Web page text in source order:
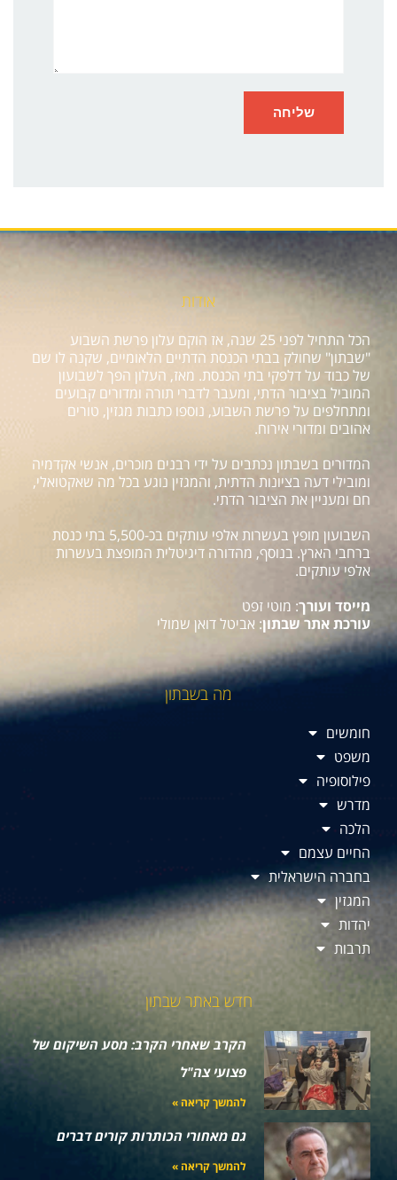
אודות
הכל התחיל לפני 25 שנה, אז הוקם עלון פרשת השבוע
"שבתון" שחולק בבתי הכנסת הדתיים הלאומיים, שקנה לו שם
של כבוד על דלפקי בתי הכנסת. מאז, העלון הפך לשבועון
המוביל בציבור הדתי, ומעבר לדברי תורה ומדורים קבועים
ומתחלפים על פרשת השבוע, נוספו כתבות מגזין, טורים
אהובים ומדורי אירוח.
המדורים בשבתון נכתבים על ידי רבנים מוכרים, אנשי אקדמיה
ומובילי דעה בציונות הדתית, והמגזין נוגע בכל מה שאקטואלי,
חם ומעניין את הציבור הדתי.
השבועון מופץ בעשרות אלפי עותקים בכ-5,500 בתי כנסת
ברחבי הארץ. בנוסף, מהדורה דיגיטלית המופצת בעשרות
אלפי עותקים.
מייסד ועורך: מוטי זפט
עורכת אתר שבתון: אביטל דואן שמולי
מה בשבתון
חומשים
משפט
פילוסופיה
מדרש
הלכה
החיים עצמם
בחברה הישראלית
המגזין
יהדות
תרבות
חדש באתר שבתון
הקרב שאחרי הקרב: מסע השיקום של
פצועי צה"ל
להמשך קריאה »
גם מאחורי הכותרות קורים דברים
להמשך קריאה »